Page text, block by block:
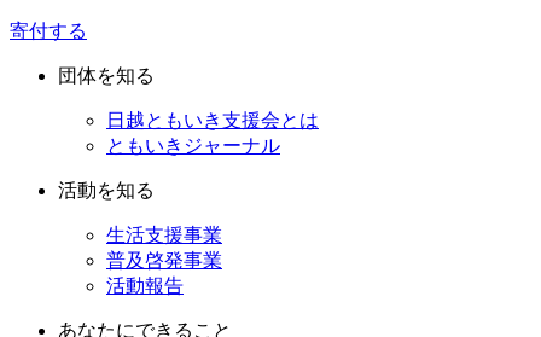
寄付する
団体を知る
日越ともいき支援会とは
ともいきジャーナル
活動を知る
生活支援事業
普及啓発事業
活動報告
あなたにできること